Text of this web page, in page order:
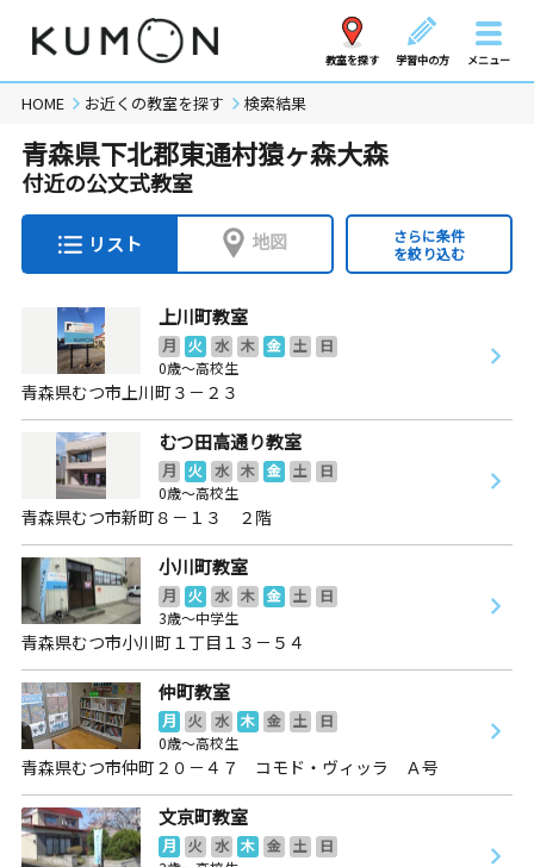
教室を探す 学習中の方 メニュー
HOME お近くの教室を探す 検索結果
青森県下北郡東通村猿ヶ森大森
付近の公文式教室
リスト 地図
さらに条件
を絞り込む
上川町教室
月 火 水 木 金 土
日
0歳～高校生
青森県むつ市上川町３－２３
むつ田高通り教室
月 火 水 木 金 土
日
0歳～高校生
青森県むつ市新町８－１３ ２階
小川町教室
月 火 水 木 金 土
日
3歳～中学生
青森県むつ市小川町１丁目１３－５４
仲町教室
月 火 水 木 金 土
日
0歳～高校生
青森県むつ市仲町２０－４７ コモド・ヴィッラ Ａ号
文京町教室
月 火 水 木 金 土
日